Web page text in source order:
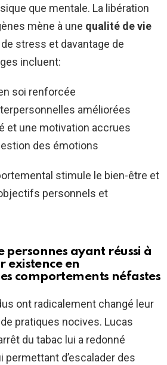
que mentale. La libération
mène à une qualité de vie
stress et davantage de
incluent:
soi renforcée
améliorées
et une motivation accrues
des émotions
stimule le bien-être et
personnels et
personnes ayant réussi à
existence en
comportements néfastes
ont radicalement changé leur
pratiques nocives. Lucas
du tabac lui a redonné
permettant d’escalader des